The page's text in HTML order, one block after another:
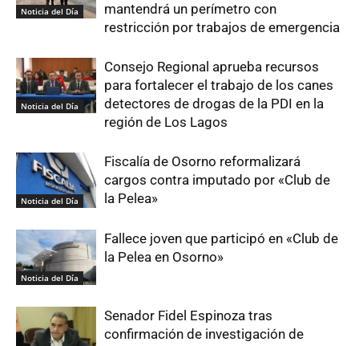
Noticia del Día
mantendrá un perímetro con
restricción por trabajos de emergencia
Noticia del Día
Consejo Regional aprueba recursos
para fortalecer el trabajo de los canes
detectores de drogas de la PDI en la
región de Los Lagos
Noticia del Día
Fiscalía de Osorno reformalizará
cargos contra imputado por «Club de
la Pelea»
Noticia del Día
Fallece joven que participó en «Club de
la Pelea en Osorno»
Senador Fidel Espinoza tras
confirmación de investigación de